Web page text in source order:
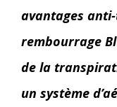
avantages
rembourrage
de la
un système